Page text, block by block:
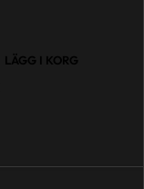
LÄGG I KORG